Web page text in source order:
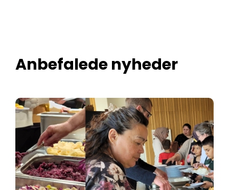
Anbefalede nyheder